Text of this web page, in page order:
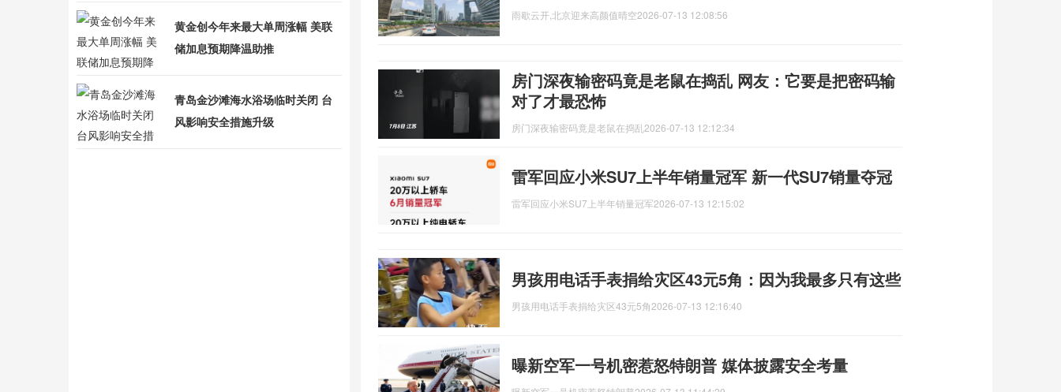
雨歇云开,北京迎来高颜值晴空2026-07-13 12:08:56
房门深夜输密码竟是老鼠在捣乱 网友：它要是把密码输
对了才最恐怖
房门深夜输密码竟是老鼠在捣乱 2026-07-13 12:12:34
雷军回应小米SU7上半年销量冠军 新一代SU7销量夺冠
雷军回应小米SU7上半年销量冠军2026-07-13 12:15:02
男孩用电话手表捐给灾区43元5角：因为我最多只有这些
男孩用电话手表捐给灾区43元5角2026-07-13 12:16:40
曝新空军一号机密惹怒特朗普 媒体披露安全考量
黄金创今年来最大单周涨幅 美联
储加息预期降温助推
青岛金沙滩海水浴场临时关闭 台
风影响安全措施升级